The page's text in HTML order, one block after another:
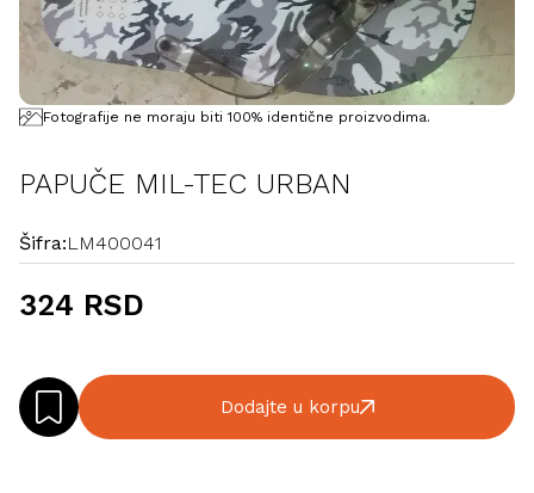
Fotografije ne moraju biti 100% identične proizvodima.
PAPUČE MIL-TEC URBAN
Šifra:LM400041
324 RSD
Dodajte u korpu